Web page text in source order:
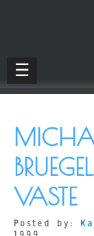
☰
VASTE
Posted by: